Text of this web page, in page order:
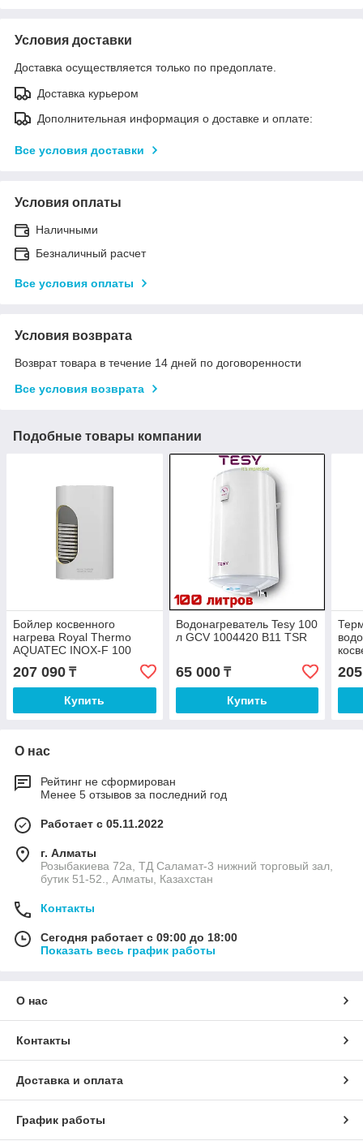
Условия доставки
Доставка осуществляется только по предоплате.
Доставка курьером
Дополнительная информация о доставке и оплате:
Все условия доставки
Условия оплаты
Наличными
Безналичный расчет
Все условия оплаты
Условия возврата
Возврат товара в течение 14 дней по договоренности
Все условия возврата
Подобные товары компании
Бойлер косвенного
нагрева Royal Thermo
AQUATEC INOX-F 100
207 090 ₸
Купить
Водонагреватель Tesy 100
л GCV 1004420 B11 TSR
65 000₸
Купить
О нас
Рейтинг не сформирован
Менее 5 отзывов за последний год
Работает с 05.11.2022
г. Алматы
Розыбакиева 72а, ТД Саламат-3 нижний торговый зал,
бутик 51-52., Алматы, Казахстан
Контакты
Сегодня работает с 09:00 до 18:00
Показать весь график работы
О нас
Контакты
Доставка и оплата
График работы